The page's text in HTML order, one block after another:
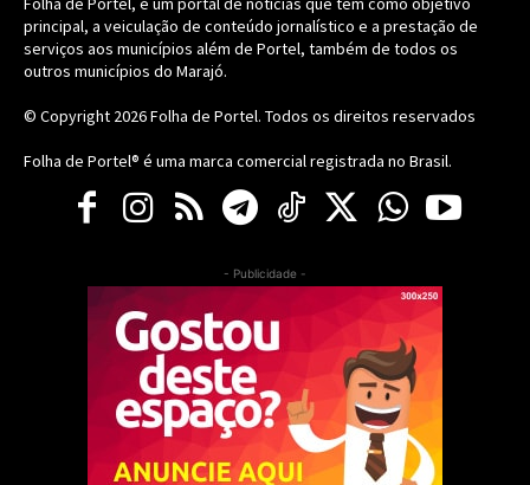
principal, a veiculação de conteúdo jornalístico e a prestação de
serviços aos municípios além de Portel, também de todos os
outros municípios do Marajó.
© Copyright 2026Folha de Portel. Todos os direitos reservados
Folha de Portel® é uma marca comercial registrada no Brasil.
- Publicidade -